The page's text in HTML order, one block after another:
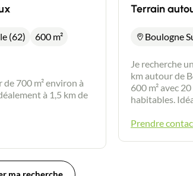
(62)
600 m²
700 m² environ à
à 1,5 km de
Terrain
Boulogne
Je recherche
km autour de
600 m² avec
habitables.
Prendre